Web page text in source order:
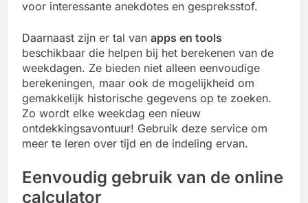
voor interessante anekdotes en gespreksstof.
Daarnaast zijn er tal van apps en tools
beschikbaar die helpen bij het berekenen van de
weekdagen. Ze bieden niet alleen eenvoudige
berekeningen, maar ook de mogelijkheid om
gemakkelijk historische gegevens op te zoeken.
Zo wordt elke weekdag een nieuw
ontdekkingsavontuur! Gebruik deze service om
meer te leren over tijd en de indeling ervan.
Eenvoudig gebruik van de online
calculator